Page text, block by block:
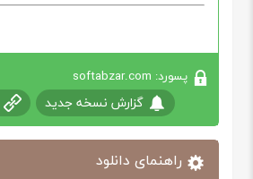
پسورد: softabzar.com
گزارش نسخه جدید
راهنمای دانلود